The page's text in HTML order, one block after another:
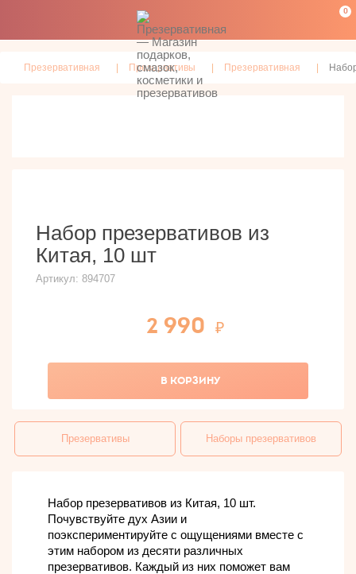
0
Презервативная Презервативы Презервативная
Набор презервативов из
Китая, 10 шт
Артикул: 894707
2 990
В КОРЗИНУ
Презервативы Наборы презервативов
Набор презервативов из Китая, 10 шт.
Почувствуйте дух Азии и
поэкспериментируйте с ощущениями вместе с
этим набором из десяти различных
презервативов. Каждый из них поможет вам